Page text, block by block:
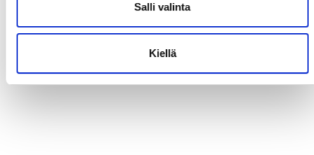
Salli valinta
Kiellä